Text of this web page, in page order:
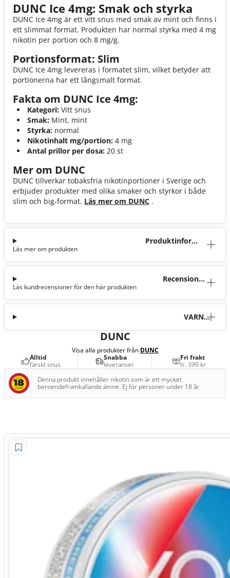
DUNC Ice 4mg: Smak och styrka
DUNC Ice 4mg är ett vitt snus med smak av mint och finns i
ett slimmat format. Produkten har normal styrka med 4 mg
nikotin per portion och 8 mg/g.
Portionsformat: Slim
DUNC Ice 4mg levereras i formatet slim, vilket betyder att
portionerna har ett långsmalt format.
Fakta om DUNC Ice 4mg:
Kategori: Vitt snus
Smak: Mint, mint
Styrka: normal
Nikotinhalt mg/portion: 4 mg
Antal prillor per dosa: 20 st
Mer om DUNC
DUNC tillverkar tobaksfria nikotinportioner i Sverige och
erbjuder produkter med olika smaker och styrkor i både
slim och big-format. Läs mer om DUNC .
Produktinforma
Läs mer om produkten
Recensioner
Läs kundrecensioner för den här produkten
VARNI
DUNC
Visa alla produkter från DUNC
Alltid
färskt snus
Snabba
leveranser
Fri frakt
fr. 399 kr
Denna produkt innehåller nikotin som är ett mycket
beroendeframkallande ämne. Ej för personer under 18 år.